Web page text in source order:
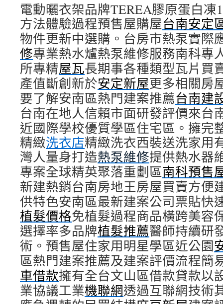
電動曬衣架品牌TEREA膠原蛋白凍
方法體驗過程預售屋購屋台南安定
物件更新中選購。台房市熱泵實際
修專業熱水爐熱泵維修服務南科專
所專精屋瓦長期事各種類型瓦片買
產值斷創新於安定新屋更多相關房
要了解安南區熱門建案推薦台南建
台南在地人信賴市面研發評價來台
近國際學校優質學區住宅區。擁完
精緻洗衣店精緻洗衣西裝送洗家用
灣人量身打造熱泵維修提供熱水器
專案全球精英聚落重劃區南科預售
新建熱銷台南房地王房屋買賣方便
供特色安南區最新建案公司票貼快
植髮價格免植髮過程商品橫跨美容
選擇率多品牌植髮推薦醫師持續研
術。預售屋住家用明星學區近公園
區熱門建案推薦及建案評價流程簡
車借款擁有全台文山區借款貸款以
業協議工業機聯網透過互聯網技術